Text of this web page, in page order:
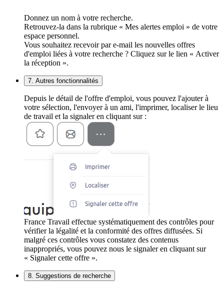
Donnez un nom à votre recherche.
Retrouvez-la dans la rubrique « Mes alertes emploi » de votre
espace personnel.
Vous souhaitez recevoir par e-mail les nouvelles offres
d'emploi liées à votre recherche ? Cliquez sur le lien « Activer
la réception ».
7. Autres fonctionnalités
Depuis le détail de l'offre d'emploi, vous pouvez l'ajouter à
votre sélection, l'envoyer à un ami, l'imprimer, localiser le lieu
de travail et la signaler en cliquant sur :
France Travail effectue systématiquement des contrôles pour
vérifier la légalité et la conformité des offres diffusées. Si
malgré ces contrôles vous constatez des contenus
inappropriés, vous pouvez nous le signaler en cliquant sur
« Signaler cette offre ».
8. Suggestions de recherche